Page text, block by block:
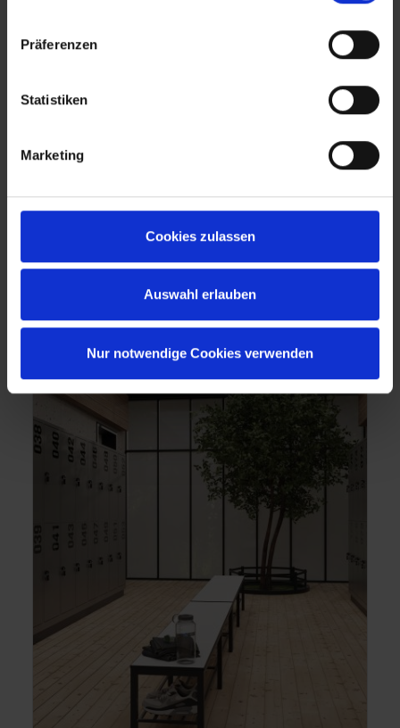
Präferenzen
Statistiken
Marketing
Cookies zulassen
Auswahl erlauben
Nur notwendige Cookies verwenden
Le groupe CHRISTMANN + PFEIFER réunit
qui partagent une longue tradition et une vision
claire : l'innovation et la qualité pour répondre